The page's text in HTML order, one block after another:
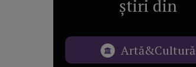
știri din
Artă&Cultură